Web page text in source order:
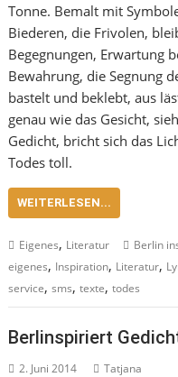
Tonne. Bemalt mit
Biederen, die Frivolen,
Begegnungen, Erwartung
Bewahrung, die Segnung
bastelt und beklebt, aus
genau wie das Gesicht,
Gedicht, bricht sich das
Todes toll.
WEITERLESEN...
Eigenes, Literatur Berlin
eigenes, Inspiration, Literatur,
service,sms,texte,todes
Berlinspiriert
2. Juni 2014 Tatjana